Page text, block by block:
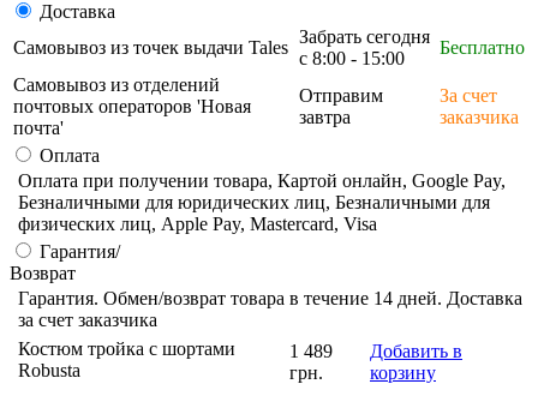
Доставка
Самовывоз из точек выдачи Tales
Забрать сегодня
с 8:00 - 15:00
Бесплатно
Самовывоз из отделений
почтовых операторов 'Новая
почта'
Отправим
завтра
За счет
заказчика
Оплата
Оплата при получении товара, Картой онлайн, Google Pay,
Безналичными для юридических лиц, Безналичными для
физических лиц, Apple Pay, Mastercard, Visa
Гарантия/
Возврат
Гарантия. Обмен/возврат товара в течение 14 дней. Доставка
за счет заказчика
Костюм тройка с шортами
Robusta
1 489
грн.
Добавить в
корзину